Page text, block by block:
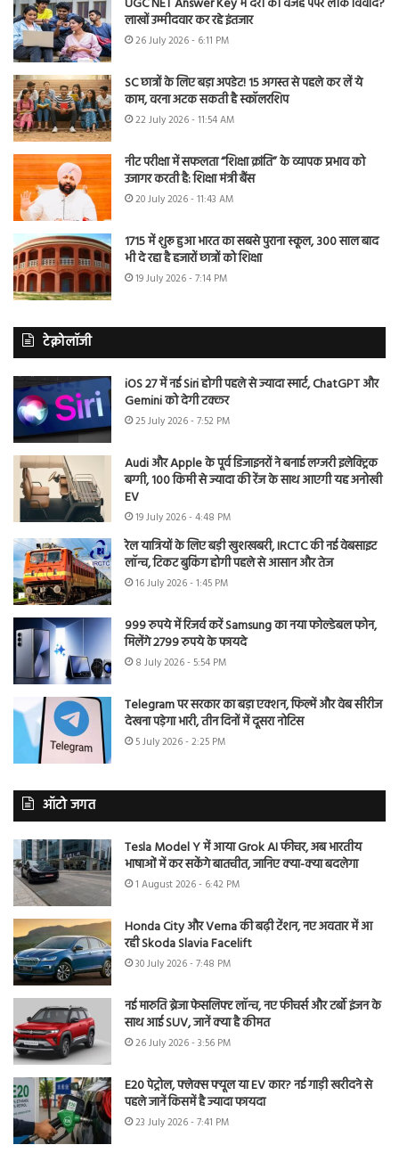
लाखों उम्मीदवार कर रहे इंतजार
26 July 2026 - 6:11 PM
SC छात्रों के लिए बड़ा अपडेट! 15 अगस्त से पहले कर लें ये
काम, वरना अटक सकती है स्कॉलरशिप
22 July 2026 - 11:54 AM
नीट परीक्षा में सफलता “शिक्षा क्रांति” के व्यापक प्रभाव को
उजागर करती है: शिक्षा मंत्री बैंस
20 July 2026 - 11:43 AM
1715 में शुरू हुआ भारत का सबसे पुराना स्कूल, 300 साल बाद
भी दे रहा है हजारों छात्रों को शिक्षा
19 July 2026 - 7:14 PM
टेक्नोलॉजी
iOS 27 में नई Siri होगी पहले से ज्यादा स्मार्ट, ChatGPT और
Gemini को देगी टक्कर
25 July 2026 - 7:52 PM
Audi और Apple के पूर्व डिजाइनरों ने बनाई लग्जरी इलेक्ट्रिक
बग्गी, 100 किमी से ज्यादा की रेंज के साथ आएगी यह अनोखी
EV
19 July 2026 - 4:48 PM
रेल यात्रियों के लिए बड़ी खुशखबरी, IRCTC की नई वेबसाइट
लॉन्च, टिकट बुकिंग होगी पहले से आसान और तेज
16 July 2026 - 1:45 PM
999 रुपये में रिजर्व करें Samsung का नया फोल्डेबल फोन,
मिलेंगे 2799 रुपये के फायदे
8 July 2026 - 5:54 PM
Telegram पर सरकार का बड़ा एक्शन, फिल्में और वेब सीरीज
देखना पड़ेगा भारी, तीन दिनों में दूसरा नोटिस
5 July 2026 - 2:25 PM
ऑटो जगत
Tesla Model Y में आया Grok AI फीचर, अब भारतीय
भाषाओं में कर सकेंगे बातचीत, जानिए क्या-क्या बदलेगा
1 August 2026 - 6:42 PM
Honda City और Verna की बढ़ी टेंशन, नए अवतार में आ
रही Skoda Slavia Facelift
30 July 2026 - 7:48 PM
नई मारुति ब्रेजा फेसलिफ्ट लॉन्च, नए फीचर्स और टर्बो इंजन के
साथ आई SUV, जानें क्या है कीमत
26 July 2026 - 3:56 PM
E20 पेट्रोल, फ्लेक्स फ्यूल या EV कार? नई गाड़ी खरीदने से
पहले जानें किसमें है ज्यादा फायदा
23 July 2026 - 7:41 PM